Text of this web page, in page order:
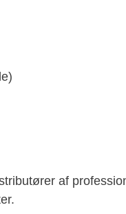
af